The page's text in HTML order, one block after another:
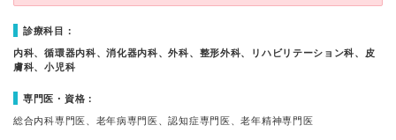
診療科目：
内科、循環器内科、消化器内科、外科、整形外科、リハビリテーション科、皮
膚科、小児科
専門医・資格：
総合内科専門医、老年病専門医、認知症専門医、老年精神専門医